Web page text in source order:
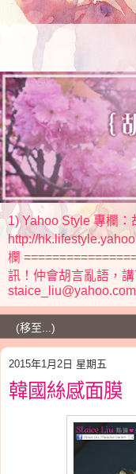
1) Yahoo Style 專欄：
http://
欄
訊！仲會胡言亂語，
2015年1月2日 星期五
韓國絲感面膜